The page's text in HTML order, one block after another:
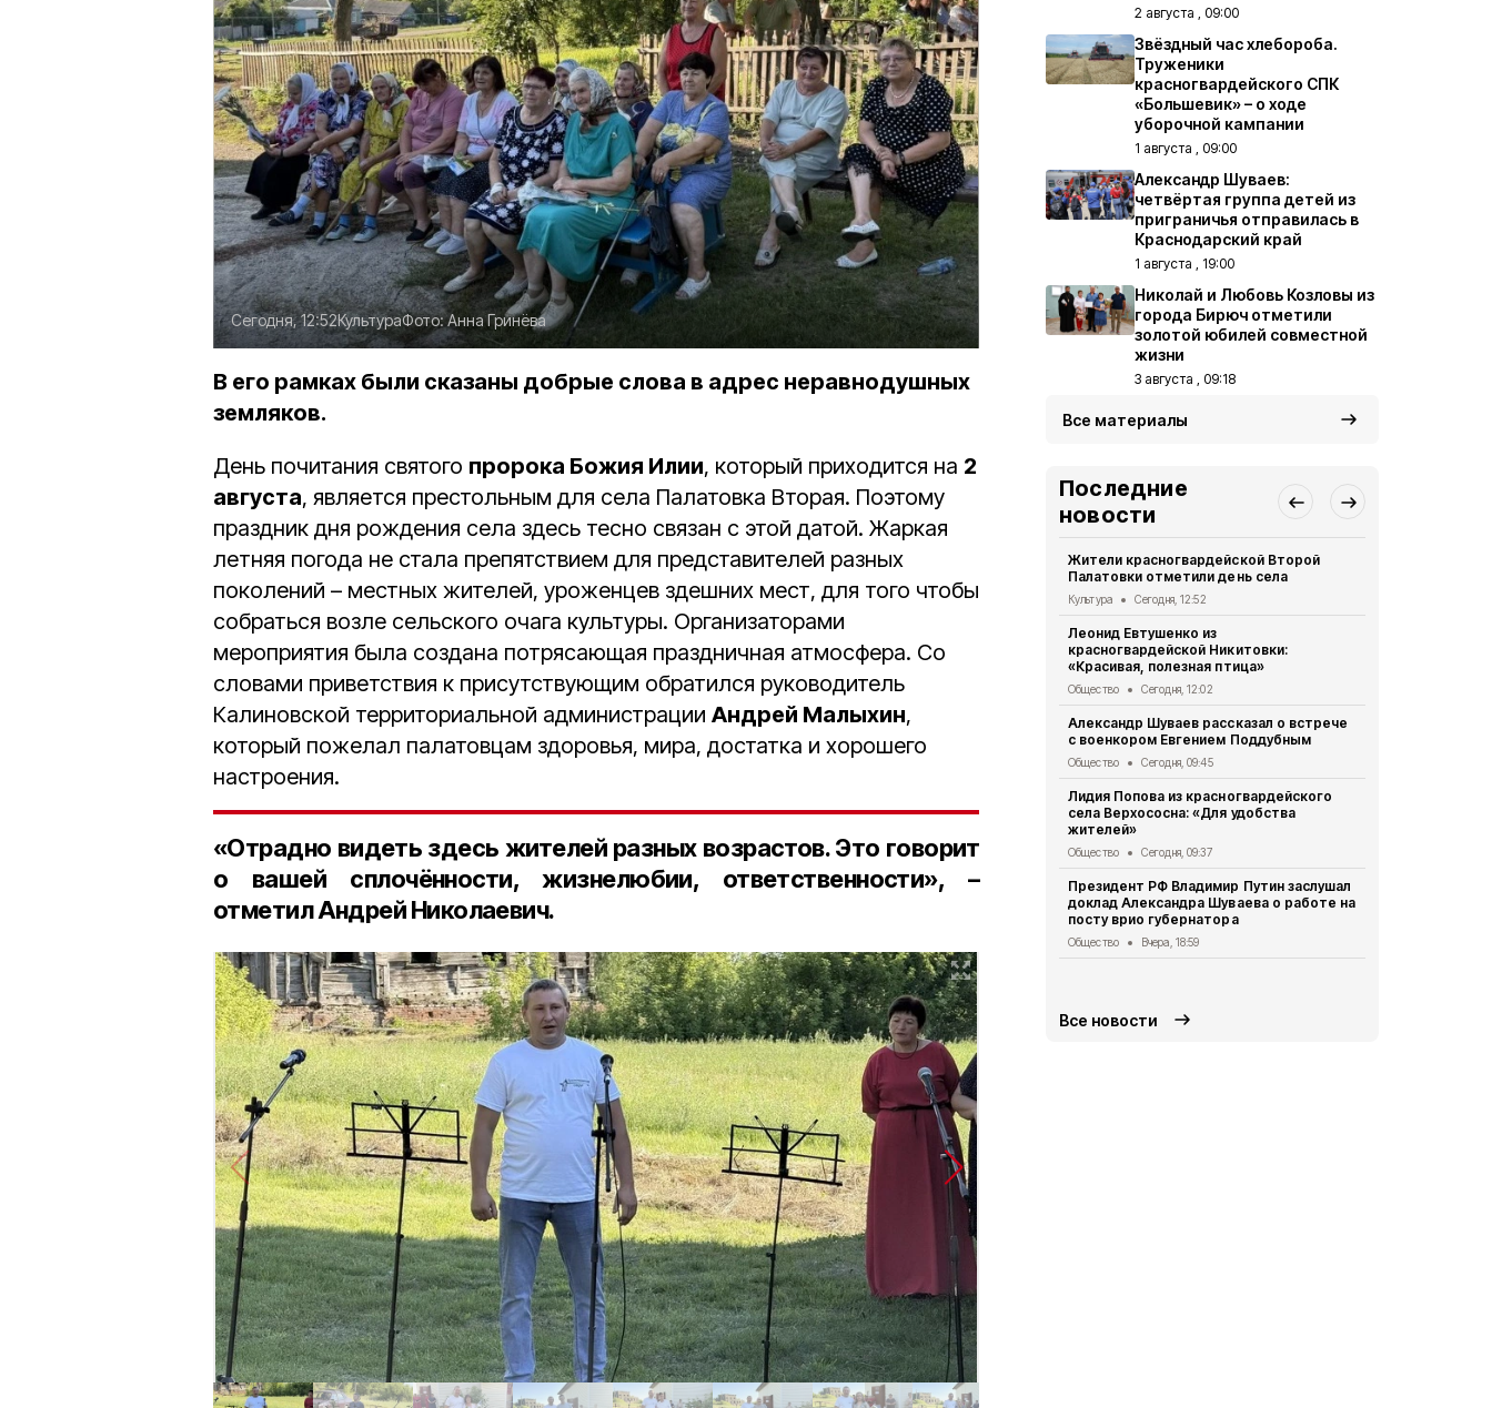
Сегодня, 12:52КультураФото:Анна Гринёва
В его рамках были сказаны добрые слова в адрес неравнодушных
земляков.
День почитания святого пророка Божия Илии, который приходится на 2
августа, является престольным для села Палатовка Вторая. Поэтому
праздник дня рождения села здесь тесно связан с этой датой. Жаркая
летняя погода не стала препятствием для представителей разных
поколений – местных жителей, уроженцев здешних мест, для того чтобы
собраться возле сельского очага культуры. Организаторами
мероприятия была создана потрясающая праздничная атмосфера. Со
словами приветствия к присутствующим обратился руководитель
Калиновской территориальной администрации Андрей Малыхин,
который пожелал палатовцам здоровья, мира, достатка и хорошего
настроения.
«Отрадно видеть здесь жителей разных возрастов. Это говорит
о вашей сплочённости, жизнелюбии, ответственности», –
отметил Андрей Николаевич.
2 августа , 09:00
Звёздный час хлебороба.
Труженики
красногвардейского СПК
«Большевик» – о ходе
уборочной кампании
1 августа , 09:00
Александр Шуваев:
четвёртая группа детей из
приграничья отправилась в
Краснодарский край
1 августа , 19:00
Николай и Любовь Козловы из
города Бирюч отметили
золотой юбилей совместной
жизни
3 августа , 09:18
Все материалы
Последние
новости
Жители красногвардейской Второй
Палатовки отметили день села
Культура Сегодня, 12:52
Леонид Евтушенко из
красногвардейской Никитовки:
«Красивая, полезная птица»
Общество Сегодня, 12:02
Александр Шуваев рассказал о встрече
с военкором Евгением Поддубным
Общество Сегодня, 09:45
Лидия Попова из красногвардейского
села Верхососна: «Для удобства
жителей»
Общество Сегодня, 09:37
Президент РФ Владимир Путин заслушал
доклад Александра Шуваева о работе на
посту врио губернатора
Общество Вчера, 18:59
Все новости